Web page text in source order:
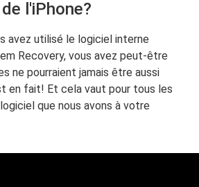
l'iPhone?
avez utilisé le logiciel interne
Recovery, vous avez peut-être
ne pourraient jamais être aussi
en fait! Et cela vaut pour tous les
que nous avons à votre